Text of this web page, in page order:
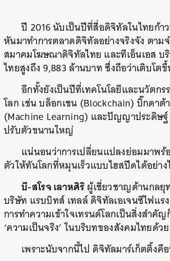
ปี 2016 นับเป็นปีที่สื่อดิจิทัลในไทยก้
หันมาทำการตลาดดิจิทัลอย่างจริงจัง ตาม
สมาคมโฆษณาดิจิทัลไทย และทีเอ็นเอส
ไทยสูงถึง 9,883 ล้านบาท ซึ่งถือว่าเติบโต
อีกทั้งยังเป็นปีที่เทคโนโลยีและนวัตก
โลก เช่น บล็อกเชน (Blockchain) บิ๊กดา
(Machine Learning) และปัญญาประดิษ
ปรับตัวขนานใหญ่
แน่นอนว่าการเปลี่ยนแปลงย่อมมาพร้
ตัวให้ทันโลกที่หมุนเร็วแบบไฮสปีดได้อย่าง
บี-สโรจ เลาหศิริผู้เชี่ยวชาญด้านกลยุ
บริษัท แรบบิทส์ เทลล์ ดิจิทัลเอเจนซีไฟแร
การทำความเข้าใจเทรนด์โลกเป็นสิ่งสำ
‘ความเป็นจริง’ ในบริบทของสังคมไทยด้วย
เพราะนับจากนี้ไป ดิจิทัลมาร์เก็ตติ้ง